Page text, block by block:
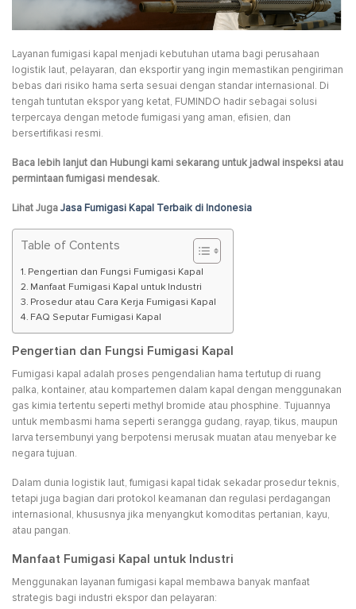
Layanan fumigasi kapal menjadi kebutuhan utama bagi perusahaan
logistik laut, pelayaran, dan eksportir yang ingin memastikan pengiriman
bebas dari risiko hama serta sesuai dengan standar internasional. Di
tengah tuntutan ekspor yang ketat, FUMINDO hadir sebagai solusi
terpercaya dengan metode fumigasi yang aman, efisien, dan
bersertifikasi resmi.
Baca lebih lanjut dan Hubungi kami sekarang untuk jadwal inspeksi atau
permintaan fumigasi mendesak.
Lihat JugaJasa Fumigasi Kapal Terbaik di Indonesia
Table of Contents
Pengertian dan Fungsi Fumigasi Kapal
Manfaat Fumigasi Kapal untuk Industri
Prosedur atau Cara Kerja Fumigasi Kapal
FAQ Seputar Fumigasi Kapal
Pengertian dan Fungsi Fumigasi Kapal
Fumigasi kapal adalah proses pengendalian hama tertutup di ruang
palka, kontainer, atau kompartemen dalam kapal dengan menggunakan
gas kimia tertentu seperti methyl bromide atau phosphine. Tujuannya
untuk membasmi hama seperti serangga gudang, rayap, tikus, maupun
larva tersembunyi yang berpotensi merusak muatan atau menyebar ke
negara tujuan.
Dalam dunia logistik laut, fumigasi kapal tidak sekadar prosedur teknis,
tetapi juga bagian dari protokol keamanan dan regulasi perdagangan
internasional, khususnya jika menyangkut komoditas pertanian, kayu,
atau pangan.
Manfaat Fumigasi Kapal untuk Industri
Menggunakan layanan fumigasi kapal membawa banyak manfaat
strategis bagi industri ekspor dan pelayaran: